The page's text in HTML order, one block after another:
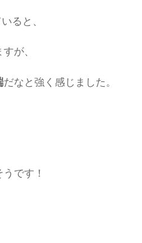
ると、
が、
だなと強く感じました。
うです！